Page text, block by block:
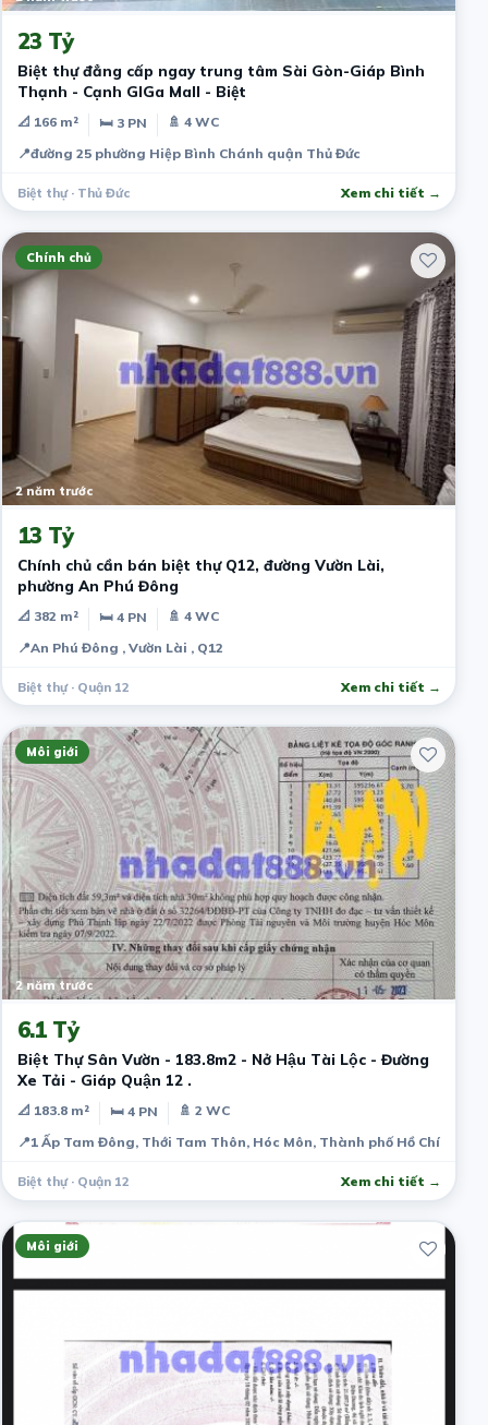
23 Tỷ
Biệt thự đẳng cấp ngay trung tâm Sài Gòn-Giáp Bình
Thạnh - Cạnh GIGa Mall - Biệt
📐 166 m² 🛏 3 PN
🚿 4 WC
📍đường 25 phường Hiệp Bình Chánh quận Thủ Đức
Biệt thự · Thủ Đức Xem chi tiết →
Chính chủ
2 năm trước
13 Tỷ
Chính chủ cần bán biệt thự Q12, đường Vườn Lài,
phường An Phú Đông
📐 382 m² 🛏 4 PN
🚿 4 WC
📍An Phú Đông , Vườn Lài , Q12
Biệt thự · Quận 12 Xem chi tiết →
Môi giới
2 năm trước
6.1 Tỷ
Biệt Thự Sân Vườn - 183.8m2 - Nở Hậu Tài Lộc - Đường
Xe Tải - Giáp Quận 12 .
📐 183.8 m² 🛏 4 PN
🚿 2 WC
📍1 Ấp Tam Đông, Thới Tam Thôn, Hóc Môn, Thành phố Hồ Chí Minh,
Biệt thự · Quận 12 Xem chi tiết →
Môi giới